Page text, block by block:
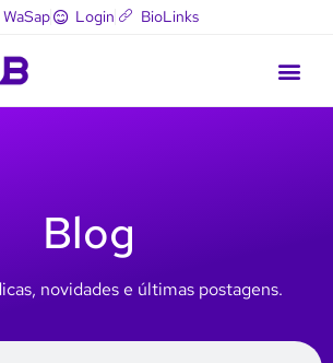
WaSap Login BioLinks
Blog
novidades e últimas postagens.